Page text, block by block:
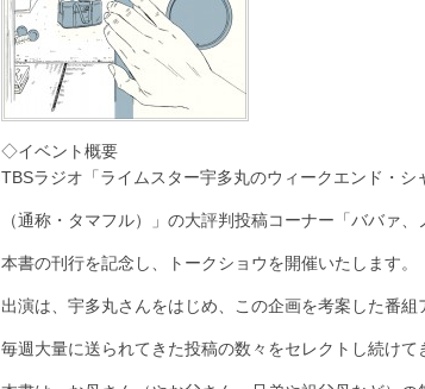
◇イベント概要
TBSラジオ「ライムスター宇多丸のウィークエンド・シ
（通称・タマフル）」の大評判投稿コーナー「ババァ、
本書の刊行を記念し、トークショウを開催いたします。
出演は、宇多丸さんをはじめ、この企画を考案した番組
毎週大量に送られてきた投稿の数々をセレクトし続けて